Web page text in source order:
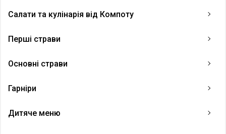
Салати та кулінарія від Компоту
Перші страви
Основні страви
Гарніри
Дитяче меню